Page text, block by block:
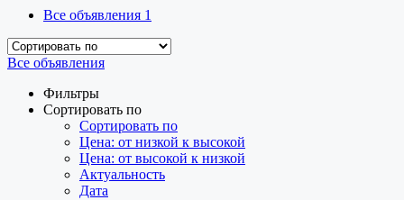
Все объявления 1
Все объявления
Фильтры
Сортировать по
Сортировать по
Цена: от низкой к высокой
Цена: от высокой к низкой
Актуальность
Дата